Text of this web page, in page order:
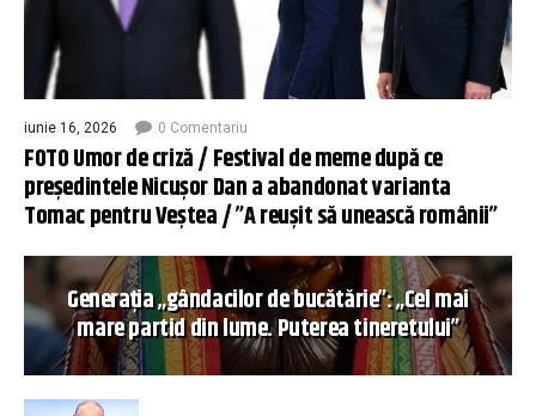
iunie 16, 2026 0 Comentariu
FOTO Umor de criză / Festival de meme după ce
președintele Nicușor Dan a abandonat varianta
Tomac pentru Veștea / ”A reușit să unească românii”
Generația „gândacilor de bucătărie”: „Cel mai
mare partid din lume. Puterea tineretului”